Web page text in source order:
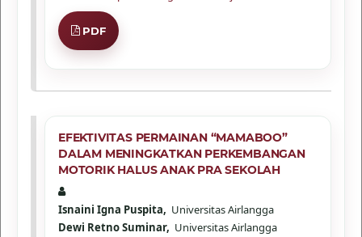
PDF
EFEKTIVITAS PERMAINAN “MAMABOO”
DALAM MENINGKATKAN PERKEMBANGAN
MOTORIK HALUS ANAK PRA SEKOLAH
Isnaini Igna Puspita, Universitas Airlangga
Dewi Retno Suminar, Universitas Airlangga